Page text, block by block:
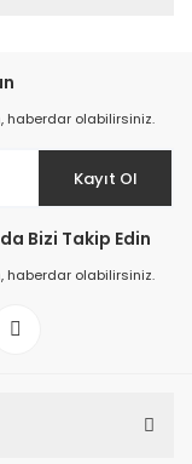
haberdar olabilirsiniz.
Kayıt Ol
Bizi Takip Edin
haberdar olabilirsiniz.